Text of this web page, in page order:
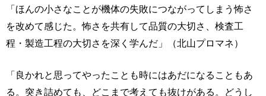
「ほんの小さなことが機体の失敗につながってしまう怖さ
を改めて感じた。怖さを共有して品質の大切さ、検査工
程・製造工程の大切さを深く学んだ」（北山プロマネ）
「良かれと思ってやったことも時にはあだになることもあ
る。突き詰めても、どこまで考えても抜けがある。どうし